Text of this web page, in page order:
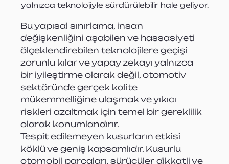
yalnızca teknolojiyle sürdürülebilir hale geliyor.
Bu yapısal sınırlama, insan
değişkenliğini aşabilen ve hassasiyeti
ölçeklendirebilen teknolojilere geçişi
zorunlu kılar ve yapay zekayı yalnızca
bir iyileştirme olarak değil, otomotiv
sektöründe gerçek kalite
mükemmelliğine ulaşmak ve yıkıcı
riskleri azaltmak için temel bir gereklilik
olarak konumlandırır.
Tespit edilemeyen kusurların etkisi
köklü ve geniş kapsamlıdır. Kusurlu
otomobil parçaları, sürücüler dikkatli ve